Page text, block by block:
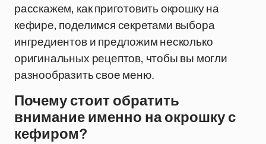
расскажем, как приготовить окрошку на
кефире, поделимся секретами выбора
ингредиентов и предложим несколько
оригинальных рецептов, чтобы вы могли
разнообразить свое меню.
Почему стоит обратить
внимание именно на окрошку с
кефиром?